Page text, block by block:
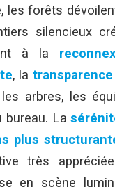
forêts
silencieux
à la
, la transparence
arbres, les
bureau. La
plus
très
en scène